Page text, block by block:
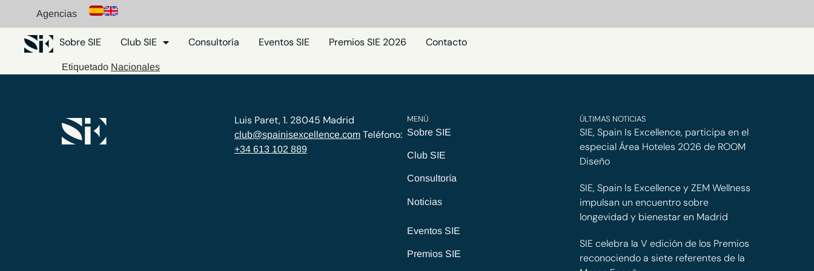
Agencias
Sobre SIE Club SIE Consultoría Eventos SIE Premios SIE 2026 Contacto
Etiquetado Nacionales
Luis Paret, 1. 28045 Madrid
club@spainisexcellence.com Teléfono:
+34 613 102 889
MENÚ
Sobre SIE
Club SIE
Consultoría
Noticias
Eventos SIE
Premios SIE
ÚLTIMAS NOTICIAS
SIE, Spain Is Excellence, participa en el
especial Área Hoteles 2026 de ROOM
Diseño
SIE, Spain Is Excellence y ZEM Wellness
impulsan un encuentro sobre
longevidad y bienestar en Madrid
SIE celebra la V edición de los Premios
reconociendo a siete referentes de la